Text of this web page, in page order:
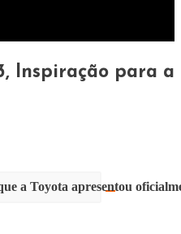
Inspiração para
a Toyota apresentou